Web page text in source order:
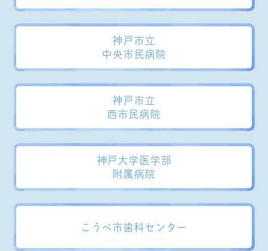
神戸市立
中央市民病院
神戸市立
西市民病院
神戸大学医学部
附属病院
こうべ市歯科センター